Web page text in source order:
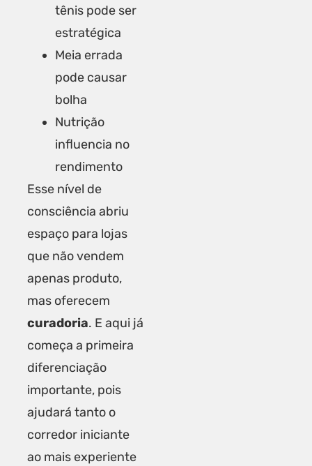
tênis pode ser
estratégica
Meia errada
pode causar
bolha
Nutrição
influencia no
rendimento
Esse nível de
consciência abriu
espaço para lojas
que não vendem
apenas produto,
mas oferecem
curadoria. E aqui já
começa a primeira
diferenciação
importante, pois
ajudará tanto o
corredor iniciante
ao mais experiente